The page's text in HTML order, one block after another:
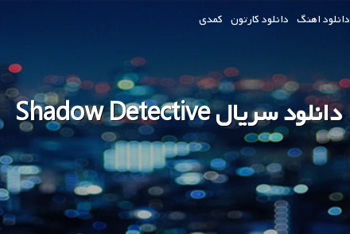
دانلود اهنگ دانلود کارتون کمدی
دانلود سریال Shadow Detective